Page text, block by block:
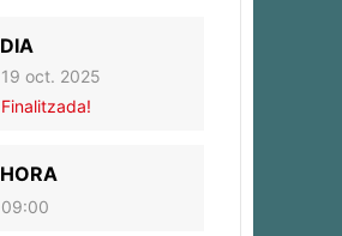
DIA
19 oct. 2025
Finalitzada!
HORA
09:00